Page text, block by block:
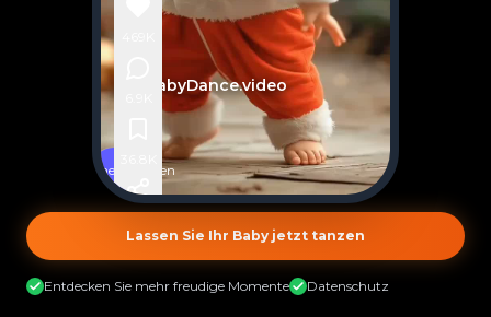
@AIBabyDance.video
Video
In
Seconds
Ähnliches erstellen
Lassen Sie Ihr Baby jetzt tanzen
Entdecken Sie mehr freudige Momente Datenschutz